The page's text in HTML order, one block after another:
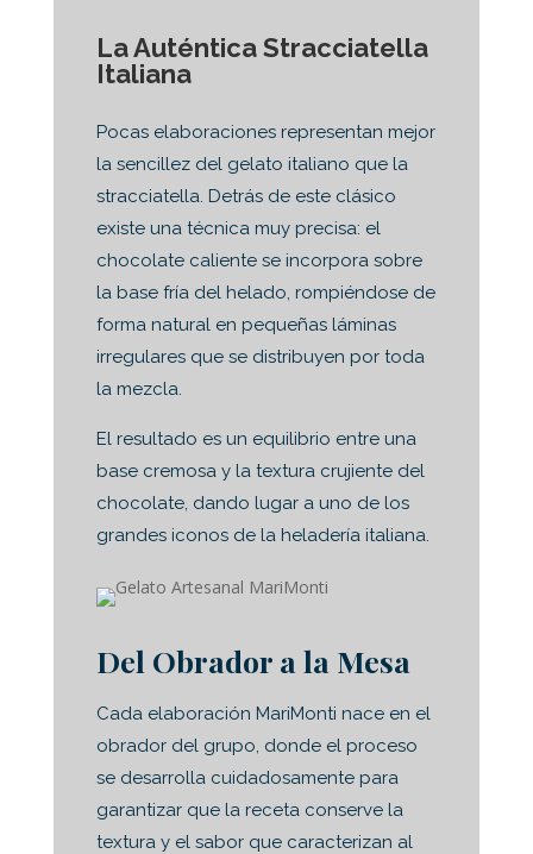
La Auténtica Stracciatella
Italiana
Pocas elaboraciones representan mejor
la sencillez del gelato italiano que la
stracciatella. Detrás de este clásico
existe una técnica muy precisa: el
chocolate caliente se incorpora sobre
la base fría del helado, rompiéndose de
forma natural en pequeñas láminas
irregulares que se distribuyen por toda
la mezcla.
El resultado es un equilibrio entre una
base cremosa y la textura crujiente del
chocolate, dando lugar a uno de los
grandes iconos de la heladería italiana.
Del Obrador a la Mesa
Cada elaboración MariMonti nace en el
obrador del grupo, donde el proceso
se desarrolla cuidadosamente para
garantizar que la receta conserve la
textura y el sabor que caracterizan al